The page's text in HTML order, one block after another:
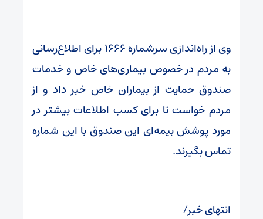
وی از راه‌اندازی سرشماره ۱۶۶۶ برای اطلاع‌رسانی
به مردم در خصوص بیماری‌های خاص و خدمات
صندوق حمایت از بیماران خاص خبر داد و از
مردم خواست تا برای کسب اطلاعات بیشتر در
مورد پوشش بیمه‌ای این صندوق با این شماره
تماس بگیرند.
انتهای خبر/